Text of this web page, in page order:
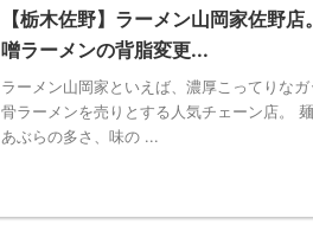
【栃木佐野】ラーメン山岡家佐野店
噌ラーメンの背脂変更...
ラーメン山岡家といえば、濃厚こってりな
骨ラーメンを売りとする人気チェーン店。
あぶらの多さ、味の ...